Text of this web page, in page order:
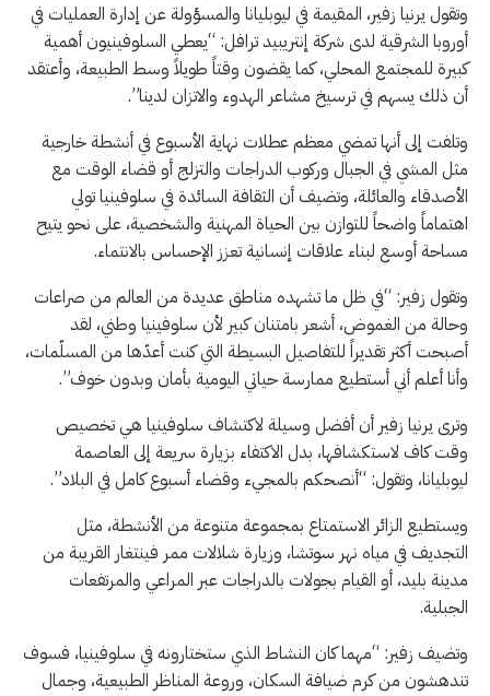
وتقول يرنيا زفير، المقيمة في ليوبليانا والمسؤولة عن إدارة العمليات في
أوروبا الشرقية لدى شركة إنتريبيد ترافل: “يعطي السلوفينيون أهمية
كبيرة للمجتمع المحلي، كما يقضون وقتاً طويلاً وسط الطبيعة، وأعتقد
أن ذلك يسهم في ترسيخ مشاعر الهدوء والاتزان لدينا”.
وتلفت إلى أنها تمضي معظم عطلات نهاية الأسبوع في أنشطة خارجية
مثل المشي في الجبال وركوب الدراجات والتزلج أو قضاء الوقت مع
الأصدقاء والعائلة، وتضيف أن الثقافة السائدة في سلوفينيا تولي
اهتماماً واضحاً للتوازن بين الحياة المهنية والشخصية، على نحو يتيح
مساحة أوسع لبناء علاقات إنسانية تعزز الإحساس بالانتماء.
وتقول زفير: “في ظل ما تشهده مناطق عديدة من العالم من صراعات
وحالة من الغموض، أشعر بامتنان كبير لأن سلوفينيا وطني، لقد
أصبحت أكثر تقديراً للتفاصيل البسيطة التي كنت أعدّها من المسلّمات،
وأنا أعلم أني أستطيع ممارسة حياتي اليومية بأمان وبدون خوف”.
وترى يرنيا زفير أن أفضل وسيلة لاكتشاف سلوفينيا هي تخصيص
وقت كاف لاستكشافها، بدل الاكتفاء بزيارة سريعة إلى العاصمة
ليوبليانا، وتقول: “أنصحكم بالمجيء وقضاء أسبوع كامل في البلاد”.
ويستطيع الزائر الاستمتاع بمجموعة متنوعة من الأنشطة، مثل
التجديف في مياه نهر سوتشا، وزيارة شلالات ممر فينتغار القريبة من
مدينة بليد، أو القيام بجولات بالدراجات عبر المراعي والمرتفعات
الجبلية.
وتضيف زفير: “مهما كان النشاط الذي ستختارونه في سلوفينيا، فسوف
تندهشون من كرم ضيافة السكان، وروعة المناظر الطبيعية، وجمال